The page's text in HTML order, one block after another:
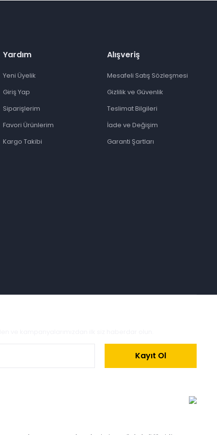
Yardım
Yeni Üyelik
Giriş Yap
Siparişlerim
Favori Ürünlerim
Kargo Takibi
Alışveriş
Mesafeli Satış Sözleşmesi
Gizlilik ve Güvenlik
Teslimat Bilgileri
İade ve Değişim
Garanti Şartları
Kayıt Ol